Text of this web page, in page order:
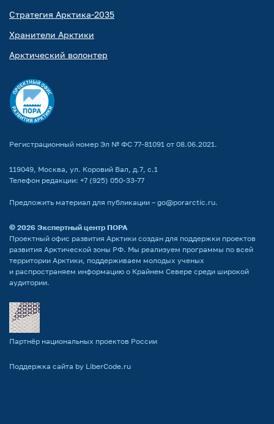
Стратегия Арктика-2035
Хранители Арктики
Арктический волонтер
Регистрационный номер Эл № ФС 77-81091 от 08.06.2021.
119049, Москва, ул. Коровий Вал, д.7, с.1
Телефон редакции: +7 (925) 050-33-77
Предложить материал для публикации – go@porarctic.ru.
© 2026 Экспертный центр ПОРА
Проектный офис развития Арктики создан для поддержки проектов
развития Арктической зоны РФ. Мы реализуем программы по всей
территории Арктики, поддерживаем молодых ученых
и распространяем информацию о Крайнем Севере среди широкой
аудитории.
Партнёр национальных проектов России
Поддержка сайта by LiberCode.ru